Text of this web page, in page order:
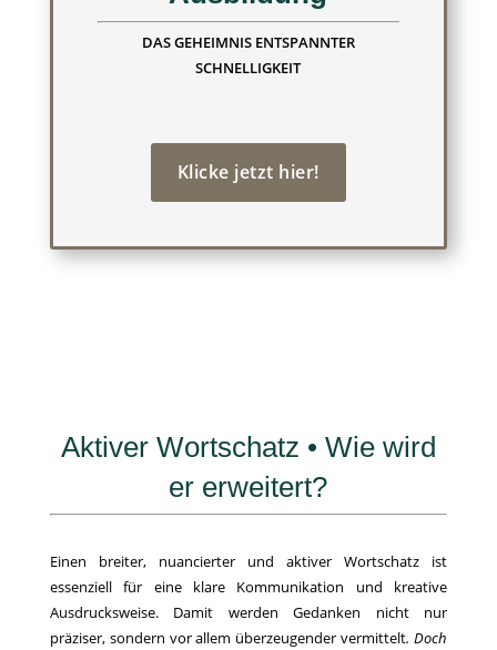
DAS GEHEIMNIS ENTSPANNTER
SCHNELLIGKEIT
Klicke jetzt hier!
Aktiver Wortschatz • Wie wird
er erweitert?
Einen breiter, nuancierter und aktiver Wortschatz ist
essenziell für eine klare Kommunikation und kreative
Ausdrucksweise. Damit werden Gedanken nicht nur
präziser, sondern vor allem überzeugender vermittelt. Doch